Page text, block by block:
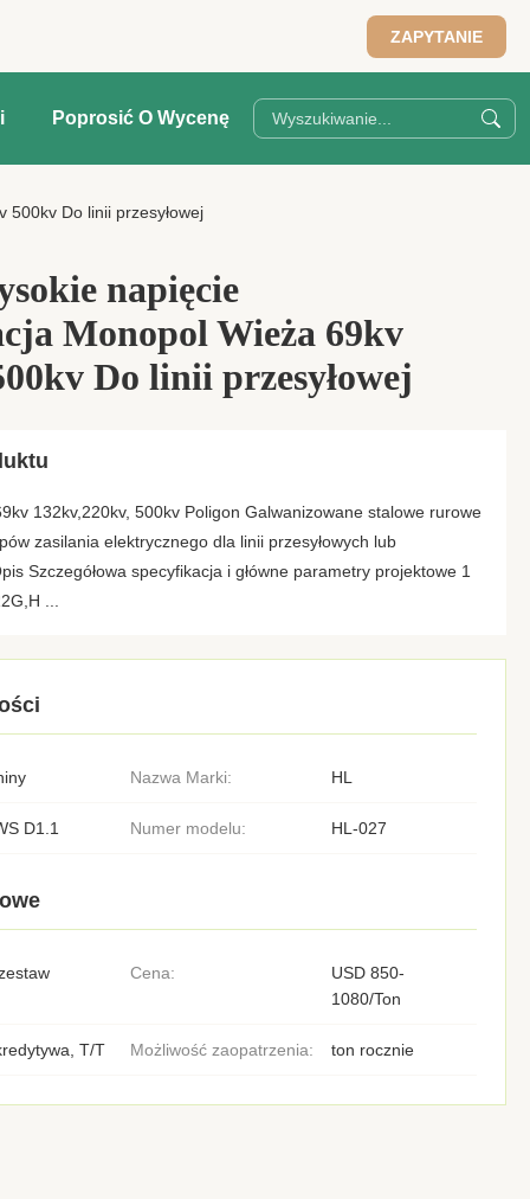
ZAPYTANIE
Poprosić O Wycenę
Do linii przesyłowej
napięcie
Monopol Wieża 69kv
Do linii przesyłowej
132kv,220kv, 500kv Poligon Galwanizowane stalowe rurowe
zasilania elektrycznego dla linii przesyłowych lub
Szczegółowa specyfikacja i główne parametry projektowe 1
...
Nazwa Marki: HL
D1.1 Numer modelu: HL-027
Cena:
USD 850-
1080/Ton
T/T Możliwość zaopatrzenia: ton rocznie